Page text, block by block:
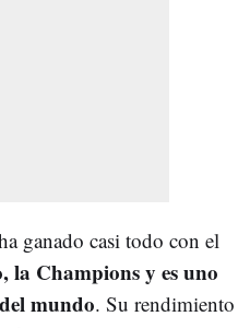
ganado casi todo con el
la Champions y es uno
mundo. Su rendimiento